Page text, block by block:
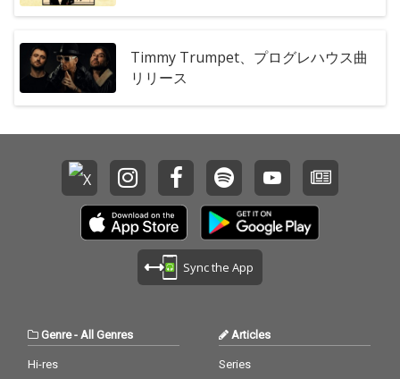
Timmy Trumpet、プログレハウス曲
リリース
Sync the App
Genre-All Genres
Hi-res
Articles
Series